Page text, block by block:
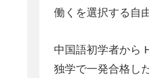
働くを選択する自
中国語初学者から
独学で一発合格し